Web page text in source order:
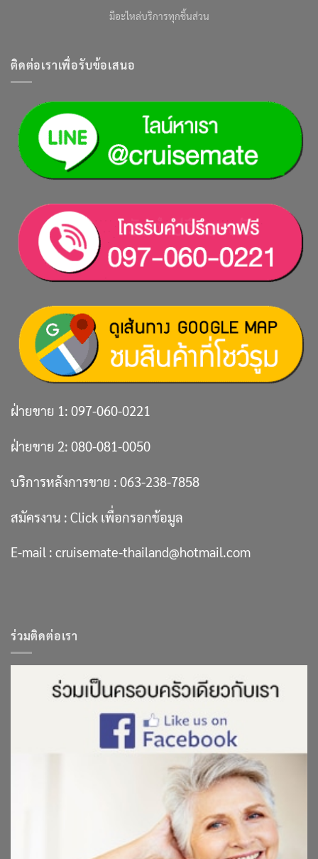
มีอะไหล่บริการทุกชิ้นส่วน
ติดต่อเราเพื่อรับข้อเสนอ
ฝ่ายขาย 1: 097-060-0221
ฝ่ายขาย 2: 080-081-0050
บริการหลังการขาย : 063-238-7858
สมัครงาน : Click เพื่อกรอกข้อมูล
E-mail : cruisemate-thailand@hotmail.com
ร่วมติดต่อเรา